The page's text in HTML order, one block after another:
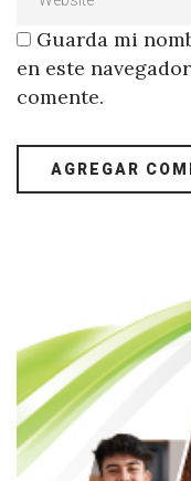
Guarda mi
en este
comente.